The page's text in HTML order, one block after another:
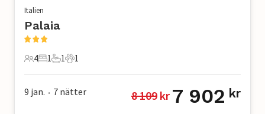
Italien
Palaia
4 Gäster
4
1 Sovrum
1
1 Badrum
1
1 Husdjur
1
9 jan. • 7 nätter 8 109 kr 7 902 kr